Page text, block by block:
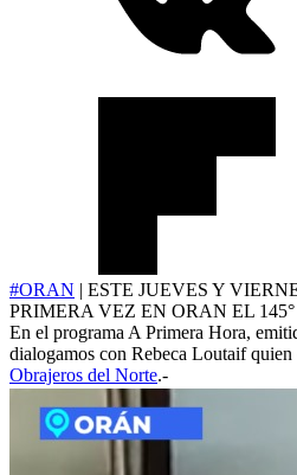
#ORAN | ESTE JUEVES Y
PRIMERA VEZ EN ORAN EL
En el programa A Primera Hora,
dialogamos con Rebeca Loutaif quien
Obrajeros del Norte.-